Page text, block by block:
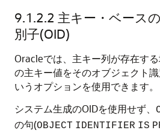
9.1.2.2 主キー・ベース
別子(OID)
Oracleでは、主キー列が存在す
の主キー値をそのオブジェクト
いうオプションを使用できます。
システム生成のOIDを使用せず、
の句(OBJECT IDENTIFIER IS